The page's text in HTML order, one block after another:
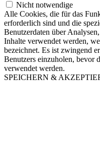
Nicht notwendige
Alle Cookies, die für das
erforderlich sind und die
Benutzerdaten über
Inhalte verwendet werden,
bezeichnet. Es ist zwingend
Benutzers einzuholen, bevor
verwendet werden.
SPEICHERN &